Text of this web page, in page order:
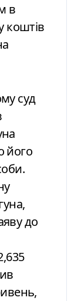
в
коштів
суд
його
до